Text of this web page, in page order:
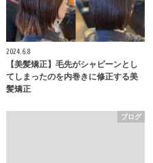
2024.6.8
【美髪矯正】毛先がシャピーンとし
てしまったのを内巻きに修正する美
髪矯正
ブログ